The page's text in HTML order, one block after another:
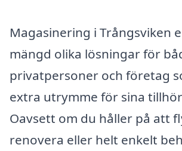
Magasinering i Trångsviken
mängd olika lösningar för
privatpersoner och företag
extra utrymme för sina
Oavsett om du håller på att
renovera eller helt enkelt